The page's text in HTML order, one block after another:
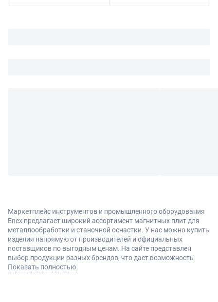
Маркетплейс инструментов и промышленного оборудования
Enex предлагает широкий ассортимент магнитных плит для
металлообработки и станочной оснастки. У нас можно купить
изделия напрямую от производителей и официальных
поставщиков по выгодным ценам. На сайте представлен
выбор продукции разных брендов, что дает возможность
подобрать оптимальный вариант под конкретные задачи
Показать полностью